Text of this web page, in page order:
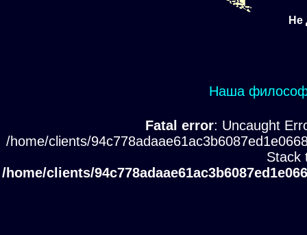
Не
Наша
Fatal error: Uncaught
/home/clients/
Stack
/home/clients/